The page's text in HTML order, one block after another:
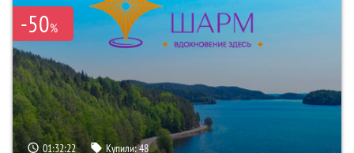
-50%
01:32:20 Купили:48